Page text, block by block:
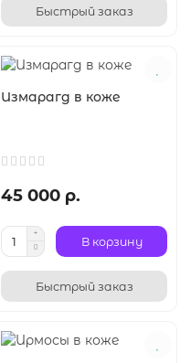
Быстрый заказ
Измарагд в коже
45 000 р.
В корзину
Быстрый заказ